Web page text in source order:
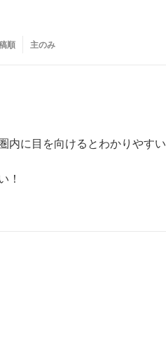
順 主のみ
内に目を向けるとわかりやすい
！